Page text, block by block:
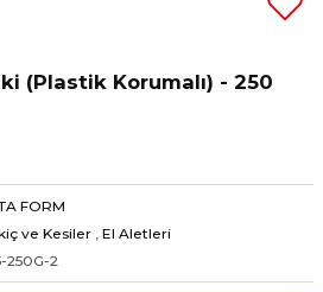
(Plastik Korumalı) - 250
FORM
ve Kesiler , El Aletleri
250G-2